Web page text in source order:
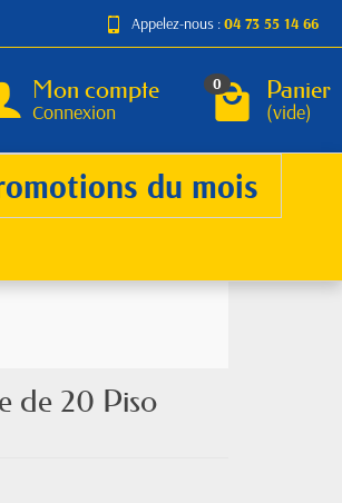
Appelez-nous :04 73 55 14 66
Mon compte
Connexion
0 Panier
(vide)
du mois
de 20 Piso